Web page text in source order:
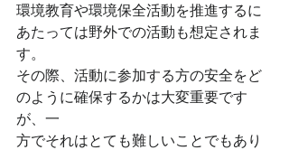
環境教育や環境保全活動を推進するに
あたっては野外での活動も想定されま
す。
その際、活動に参加する方の安全をど
のように確保するかは大変重要です
が、一
方でそれはとても難しいことでもあり